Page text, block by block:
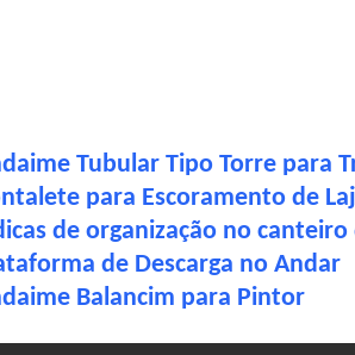
Tubular Tipo Torre para
para Escoramento de
de organização no
de Descarga no Andar
Balancim para Pintor